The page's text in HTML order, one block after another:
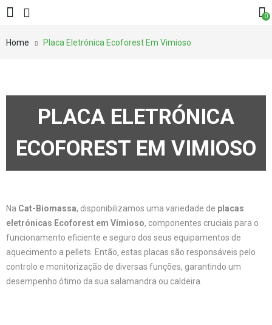
0
Home Placa Eletrónica Ecoforest Em Vimioso
PLACA ELETRÓNICA
ECOFOREST EM VIMIOSO
Na Cat-Biomassa, disponibilizamos uma variedade de placas
eletrónicas Ecoforest em Vimioso, componentes cruciais para o
funcionamento eficiente e seguro dos seus equipamentos de
aquecimento a pellets. Então, estas placas são responsáveis pelo
controlo e monitorização de diversas funções, garantindo um
desempenho ótimo da sua salamandra ou caldeira.